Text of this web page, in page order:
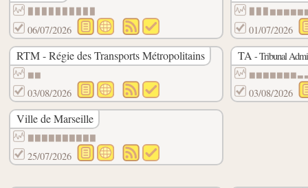
06/07/2026 01/07/2026
RTM - Régie des Transports Métropolitains
▆▆
03/08/2026
TA - Tribunal
03/08/2026
Ville de Marseille
▇▇▇▇▇▇▇▇▇▇
25/07/2026